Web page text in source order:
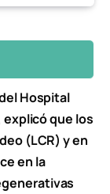
Hospital
explicó que los
(LCR) y en
en la